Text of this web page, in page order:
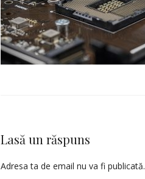
Lasă un răspuns
Adresa ta de email nu va fi publicată.